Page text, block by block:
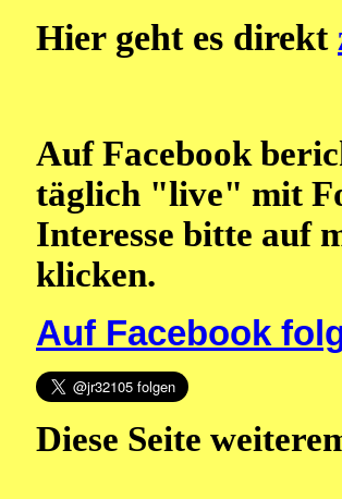
Hier geht es direkt
Auf Facebook
täglich "live" mit
Interesse bitte auf
klicken.
Auf Facebook
Diese Seite